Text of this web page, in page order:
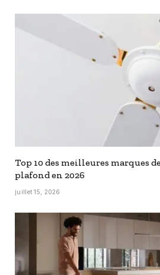
Top 10 des meilleures marques
plafond en 2026
juillet 15, 2026